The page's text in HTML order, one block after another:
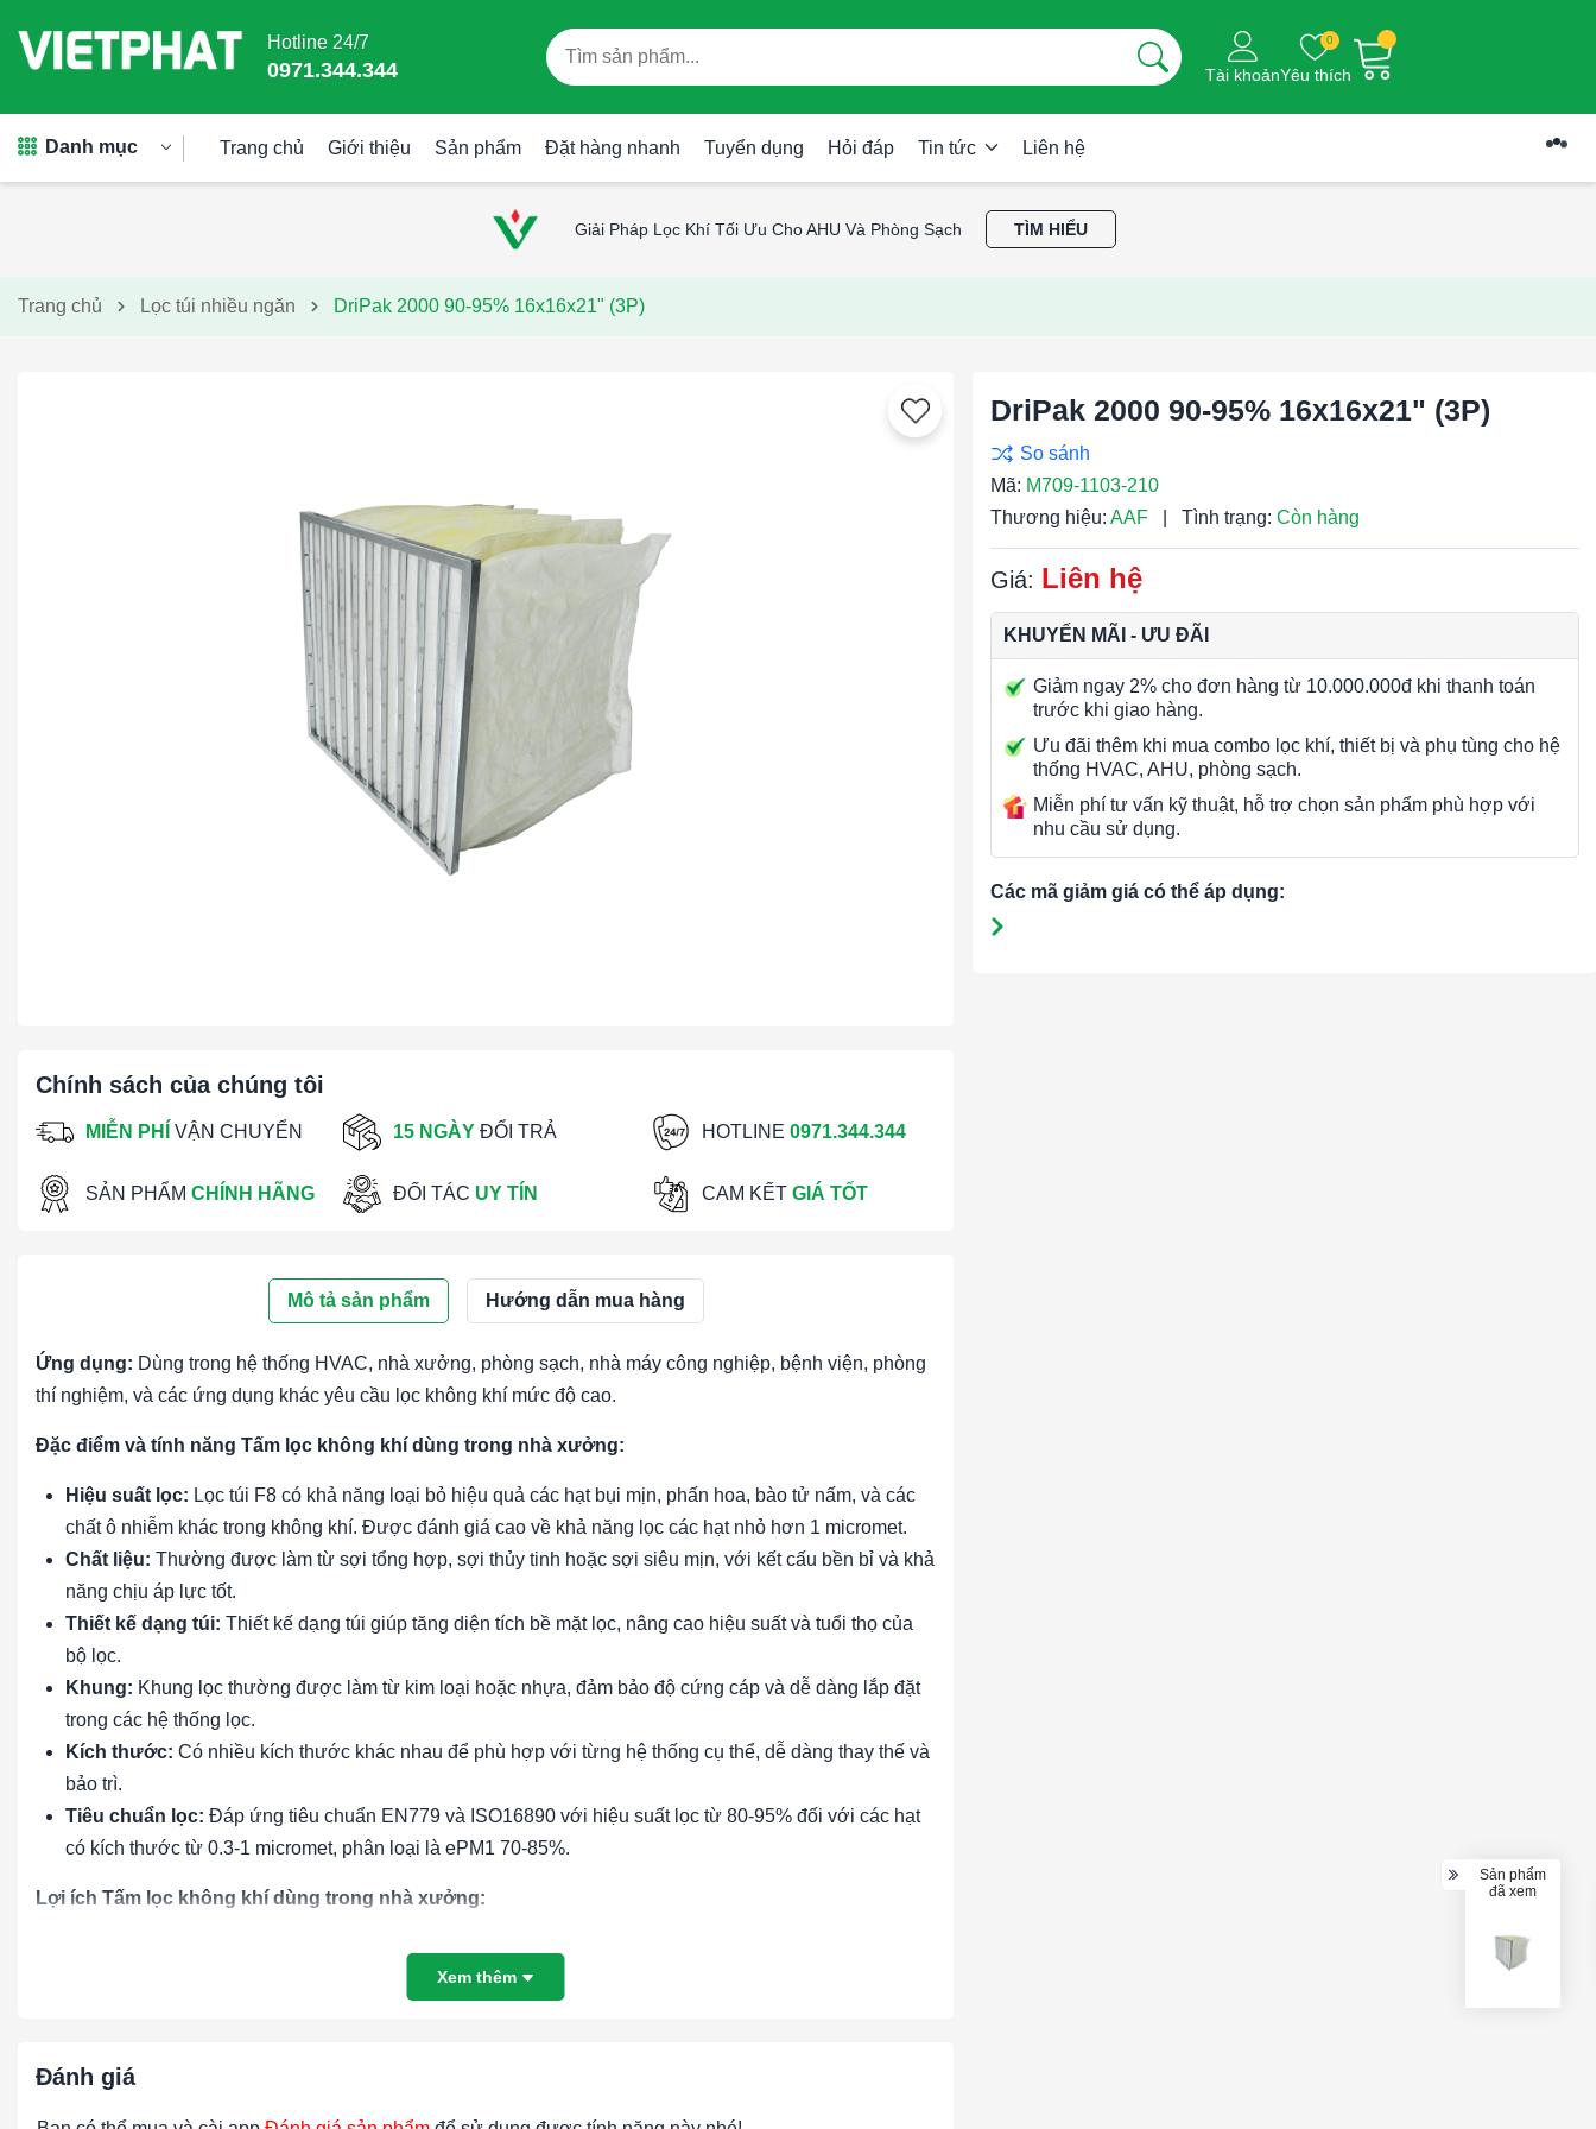
Hotline 24/7
0971.344.344 Tài khoản
0
Yêu thích
Danh mục Trang chủ Giới thiệu Sản phẩm Đặt hàng nhanh Tuyển dụng Hỏi đáp Tin tức Liên hệ
Giải Pháp Lọc Khí Tối Ưu Cho AHU Và Phòng Sạch TÌM HIỂU
Trang chủ Lọc túi nhiều ngăn DriPak 2000 90-95% 16x16x21" (3P)
Chính sách của chúng tôi
MIỄN PHÍ VẬN CHUYỂN 15 NGÀY ĐỔI TRẢ HOTLINE 0971.344.344
SẢN PHẨM CHÍNH HÃNG ĐỐI TÁC UY TÍN CAM KẾT GIÁ TỐT
Mô tả sản phẩm Hướng dẫn mua hàng
Ứng dụng: Dùng trong hệ thống HVAC, nhà xưởng, phòng sạch, nhà máy công nghiệp, bệnh viện, phòng
thí nghiệm, và các ứng dụng khác yêu cầu lọc không khí mức độ cao.
Đặc điểm và tính năng Tấm lọc không khí dùng trong nhà xưởng:
Hiệu suất lọc: Lọc túi F8 có khả năng loại bỏ hiệu quả các hạt bụi mịn, phấn hoa, bào tử nấm, và các
chất ô nhiễm khác trong không khí. Được đánh giá cao về khả năng lọc các hạt nhỏ hơn 1 micromet.
Chất liệu: Thường được làm từ sợi tổng hợp, sợi thủy tinh hoặc sợi siêu mịn, với kết cấu bền bỉ và khả
năng chịu áp lực tốt.
Thiết kế dạng túi: Thiết kế dạng túi giúp tăng diện tích bề mặt lọc, nâng cao hiệu suất và tuổi thọ của
bộ lọc.
Khung: Khung lọc thường được làm từ kim loại hoặc nhựa, đảm bảo độ cứng cáp và dễ dàng lắp đặt
trong các hệ thống lọc.
Kích thước: Có nhiều kích thước khác nhau để phù hợp với từng hệ thống cụ thể, dễ dàng thay thế và
bảo trì.
Tiêu chuẩn lọc: Đáp ứng tiêu chuẩn EN779 và ISO16890 với hiệu suất lọc từ 80-95% đối với các hạt
có kích thước từ 0.3-1 micromet, phân loại là ePM1 70-85%.
Lợi ích Tấm lọc không khí dùng trong nhà xưởng:
bảo môi trường làm việc và sinh hoạt trong lành và an toàn.
Tiết kiệm chi phí:
Xem thêm
Đánh giá
DriPak 2000 90-95% 16x16x21" (3P)
Mã: M709-1103-210
Thương hiệu: AAF Tình trạng: Còn hàng
Giá: Liên hệ
KHUYẾN MÃI - ƯU ĐÃI
Giảm ngay 2% cho đơn hàng từ 10.000.000đ khi thanh toán
trước khi giao hàng.
Ưu đãi thêm khi mua combo lọc khí, thiết bị và phụ tùng cho hệ
thống HVAC, AHU, phòng sạch.
Miễn phí tư vấn kỹ thuật, hỗ trợ chọn sản phẩm phù hợp với
nhu cầu sử dụng.
Các mã giảm giá có thể áp dụng:
Sản phẩm
đã xem